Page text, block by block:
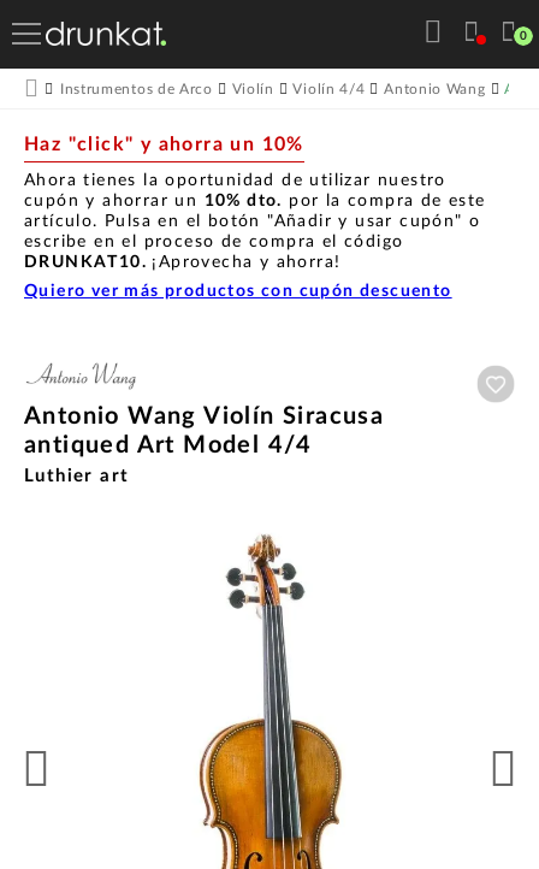
0
Instrumentos de Arco Violín Violín 4/4 Antonio Wang
Haz "click" y ahorra un 10%
Ahora tienes la oportunidad de utilizar nuestro
cupón y ahorrar un 10% dto. por la compra de este
artículo. Pulsa en el botón "Añadir y usar cupón" o
escribe en el proceso de compra el código
DRUNKAT10. ¡Aprovecha y ahorra!
Quiero ver más productos con cupón descuento
Antonio Wang Violín Siracusa
antiqued Art Model 4/4
Luthier art